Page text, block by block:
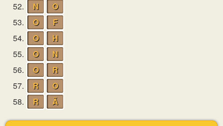
52.
N
O
53.
O
F
54.
O
H
55.
O
N
56.
O
R
57.
R
O
58.
R Ã